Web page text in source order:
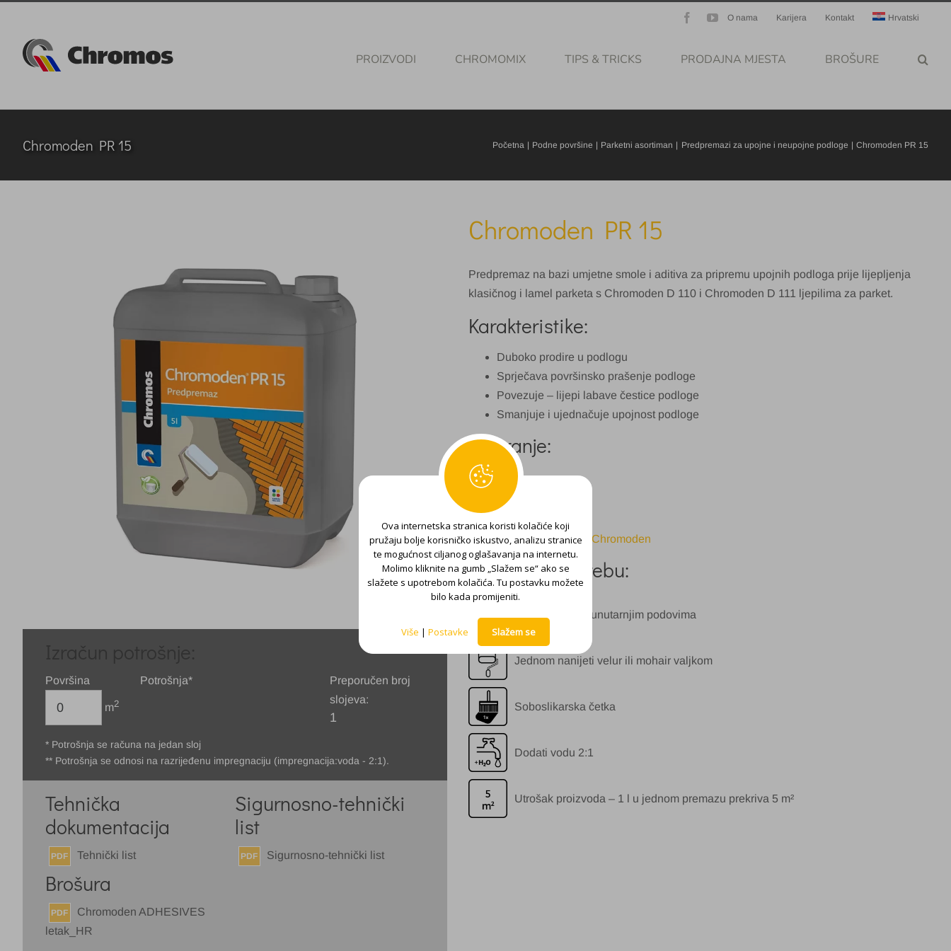
content
O nama Karijera Kontakt Hrvatski
FacebookYouTube
PROIZVODI CHROMOMIX TIPS & TRICKS PRODAJNA MJESTA BROŠURE
Chromoden PR 15 Početna Podne površine Parketni asortiman Predpremazi za upojne i neupojne podloge Chromoden PR 15
Površina
m2
Potrošnja*
Preporučen broj
slojeva:
1
* Potrošnja se računa na jedan sloj
** Potrošnja se odnosi na razrijeđenu impregnaciju (impregnacija:voda - 2:1).
Tehnička
dokumentacija
PDF Tehnički list
Sigurnosno-tehnički
list
PDF Sigurnosno-tehnički list
Brošura
PDF
Chromoden ADHESIVES
letak_HR
Chromoden PR 15
Predpremaz na bazi umjetne smole i aditiva za pripremu upojnih podloga prije lijepljenja
klasičnog i lamel parketa s Chromoden D 110 i Chromoden D 111 ljepilima za parket.
Karakteristike:
Duboko prodire u podlogu
Sprječava površinsko prašenje podloge
Povezuje – lijepi labave čestice podloge
Smanjuje i ujednačuje upojnost podloge
Pakiranje:
5 l
Sustav:
Profesionalni korisnici – Chromoden
Upute za upotrebu:
Za uporabu na unutarnjim podovima
Jednom nanijeti velur ili mohair valjkom
Soboslikarska četka
Dodati vodu 2:1
Utrošak proizvoda – 1 l u jednom premazu prekriva 5 m²
Ova internetska stranica koristi kolačiće koji
pružaju bolje korisničko iskustvo, analizu stranice
te mogućnost ciljanog oglašavanja na internetu.
Molimo kliknite na gumb „Slažem se“ ako se
slažete s upotrebom kolačića. Tu postavku možete
bilo kada promijeniti.
Više | Postavke Slažem se